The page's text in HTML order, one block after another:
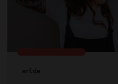
erf.de